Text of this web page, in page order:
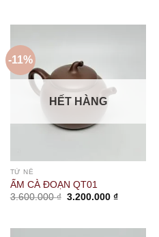
-11%
HẾT HÀNG
TỬ NÊ
ẤM CÀ ĐOẠN QT01
3.600.000₫ Giá
3.200.000 ₫Giá